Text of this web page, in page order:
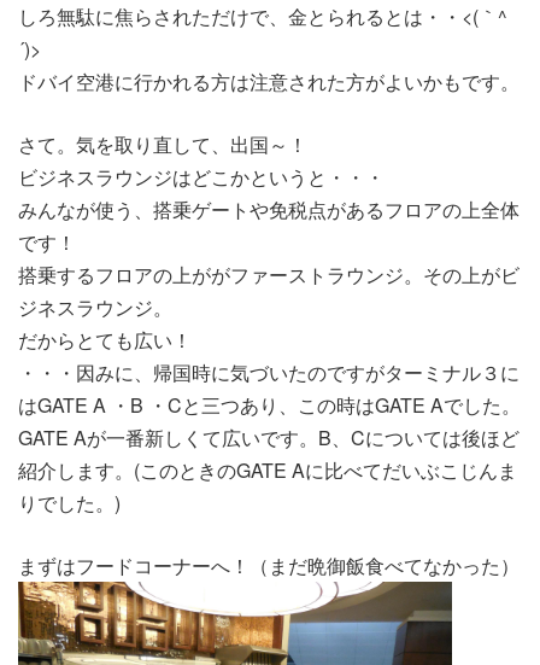
しろ無駄に焦らされただけで、金とられるとは・・<(｀^
´)>
ドバイ空港に行かれる方は注意された方がよいかもです。
さて。気を取り直して、出国～！
ビジネスラウンジはどこかというと・・・
みんなが使う、搭乗ゲートや免税点があるフロアの上全体
です！
搭乗するフロアの上ががファーストラウンジ。その上がビ
ジネスラウンジ。
だからとても広い！
・・・因みに、帰国時に気づいたのですがターミナル３に
はGATE A ・B ・Cと三つあり、この時はGATE Aでした。
GATE Aが一番新しくて広いです。B、Cについては後ほど
紹介します。(このときのGATE Aに比べてだいぶこじんま
りでした。)
まずはフードコーナーへ！（まだ晩御飯食べてなかった）